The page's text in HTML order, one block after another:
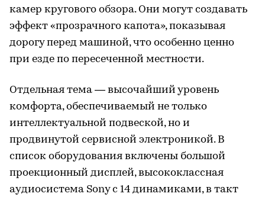
камер кругового обзора. Они могут создавать
эффект «прозрачного капота», показывая
дорогу перед машиной, что особенно ценно
при езде по пересеченной местности.
Отдельная тема — высочайший уровень
комфорта, обеспечиваемый не только
интеллектуальной подвеской, но и
продвинутой сервисной электроникой. В
список оборудования включены большой
проекционный дисплей, высококлассная
аудиосистема Sony с 14 динамиками, в такт